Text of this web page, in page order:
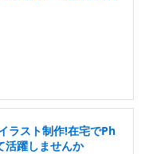
ラスト制作!在宅でPh
躍しませんか